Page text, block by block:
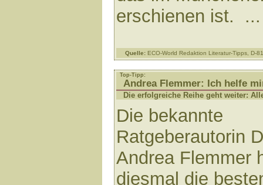
erschienen ist.
Quelle: ECO-World Redaktion Literatur-Tipps, D-
Top-Tipp:
Andrea Flemmer: Ich helfe
Die erfolgreiche Reihe geht weiter:
Die bekannte
Ratgeberautorin
Andrea Flemmer
diesmal die